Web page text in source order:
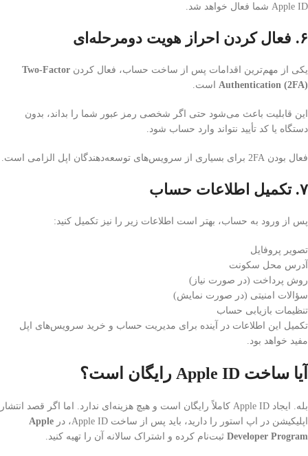
Apple ID شما فعال خواهد شد.
۶. فعال کردن احراز هویت دومرحله‌ای
یکی از مهم‌ترین اقدامات پس از ساخت حساب، فعال کردن Two-Factor
Authentication (2FA) است.
این قابلیت باعث می‌شود حتی اگر شخصی رمز عبور شما را بداند، بدون
دستگاه یا کد تأیید نتواند وارد حساب شود.
فعال بودن 2FA برای بسیاری از سرویس‌های توسعه‌دهندگان اپل الزامی است.
۷. تکمیل اطلاعات حساب
پس از ورود به حساب، بهتر است اطلاعات زیر را نیز تکمیل کنید:
تصویر پروفایل
آدرس محل سکونت
روش پرداخت (در صورت نیاز)
سؤالات امنیتی (در صورت نمایش)
تنظیمات بازیابی حساب
تکمیل این اطلاعات در آینده برای مدیریت حساب و خرید سرویس‌های اپل
مفید خواهد بود.
آیا ساخت Apple ID رایگان است؟
بله. ایجاد Apple ID کاملاً رایگان است و هیچ هزینه‌ای ندارد. اما اگر قصد انتشار
اپلیکیشن در اپ استور را دارید، باید پس از ساخت Apple ID، در
Apple
Developer Program ثبت‌نام کرده و اشتراک سالانه آن را تهیه کنید.